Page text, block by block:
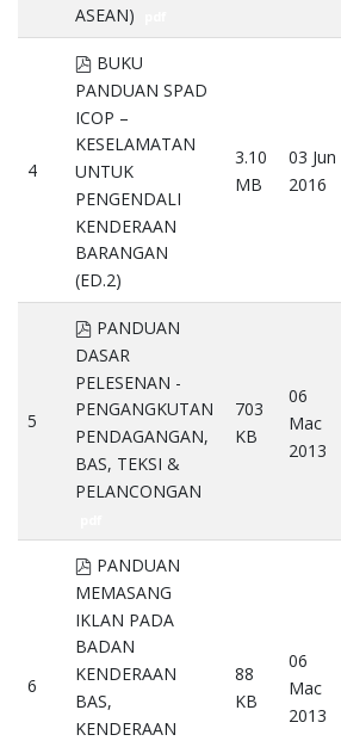
ASEAN)
4
pdf
BUKU
PANDUAN SPAD
ICOP –
KESELAMATAN
UNTUK
PENGENDALI
KENDERAAN
BARANGAN
(ED.2)
3.10
MB
03 Jun
2016
5
pdf
PANDUAN
DASAR
PELESENAN -
PENGANGKUTAN
PENDAGANGAN,
BAS, TEKSI &
PELANCONGAN
703
KB
06
Mac
2013
6
pdf
PANDUAN
MEMASANG
IKLAN PADA
BADAN
KENDERAAN
BAS,
KENDERAAN
88
KB
06
Mac
2013